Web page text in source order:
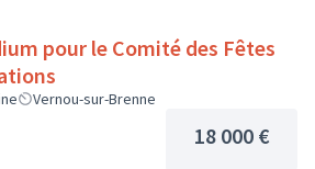
pour le Comité des Fêtes
Vernou-sur-Brenne
18 000 €